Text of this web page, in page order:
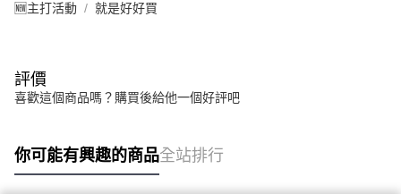
🆕主打活動 就是好好買
評價
喜歡這個商品嗎？購買後給他一個好評吧
你可能有興趣的商品全站排行